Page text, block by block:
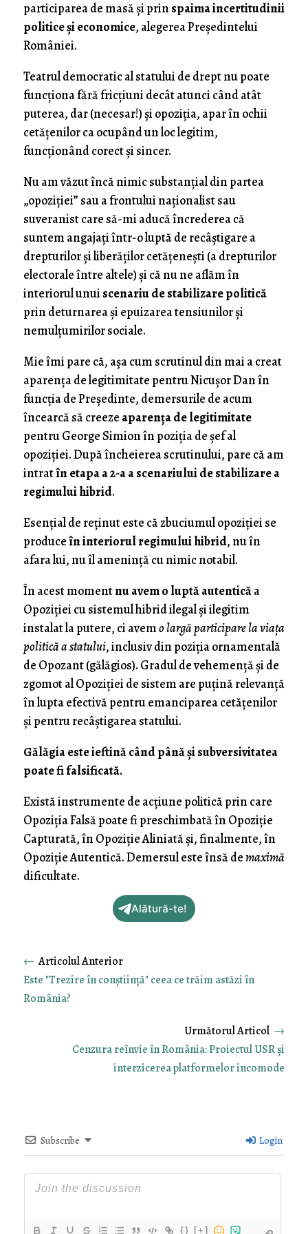
participarea de masă şi prin spaima incertitudinii
politice şi economice, alegerea Preşedintelui
României.
Teatrul democratic al statului de drept nu poate
funcţiona fără fricţiuni decât atunci când atât
puterea, dar (necesar!) şi opoziţia, apar în ochii
cetăţenilor ca ocupând un loc legitim,
funcţionând corect şi sincer.
Nu am văzut încă nimic substanţial din partea
„opoziţiei” sau a frontului naţionalist sau
suveranist care să-mi aducă încrederea că
suntem angajaţi într-o luptă de recâştigare a
drepturilor şi liberăţilor cetăţeneşti (a drepturilor
electorale între altele) şi că nu ne aflăm în
interiorul unui scenariu de stabilizare politică
prin deturnarea şi epuizarea tensiunilor şi
nemulţumirilor sociale.
Mie îmi pare că, aşa cum scrutinul din mai a creat
aparenţa de legitimitate pentru Nicuşor Dan în
funcţia de Preşedinte, demersurile de acum
încearcă să creeze aparenţa de legitimitate
pentru George Simion în poziţia de şef al
opoziţiei. După încheierea scrutinului, pare că am
intratînetapa a 2-a a scenariului de stabilizare a
regimului hibrid.
Esenţial de reţinut este că zbuciumul opoziţiei se
produceîn interiorul regimului hibrid, nu în
afara lui, nu îl ameninţă cu nimic notabil.
În acest momentnu avem o luptă autenticăa
Opoziţiei cu sistemul hibrid ilegal şi ilegitim
instalat la putere, ci avemo largă participare la viaţa
politică a statului, inclusiv din poziţia ornamentală
de Opozant (gălăgios). Gradul de vehemenţă şi de
zgomot al Opoziţiei de sistem are puţină relevanţă
în lupta efectivă pentru emanciparea cetăţenilor
şi pentru recâştigarea statului.
Gălăgia este ieftină când până şi subversivitatea
poate fi falsificată.
Există instrumente de acţiune politică prin care
Opoziţia Falsă poate fi preschimbată în Opoziţie
Capturată, în Opoziţie Aliniată şi, finalmente, în
Opoziţie Autentică. Demersul este însă demaximă
dificultate.
Alătură-te!
←
Este "Trezire în conștiință" ceea ce trăim astăzi în
România?
Cenzura reînvie în România: Proiectul USR și
interzicerea platformelor incomode
→
Subscribe Login
{} [+]